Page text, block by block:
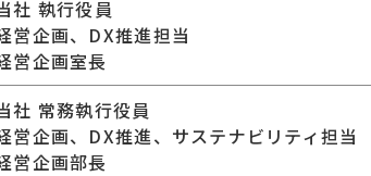
社 執行役員
営企画、DX推進担当
営企画室長
社 常務執行役員
営企画、DX推進、サステナビリティ担当
営企画部長